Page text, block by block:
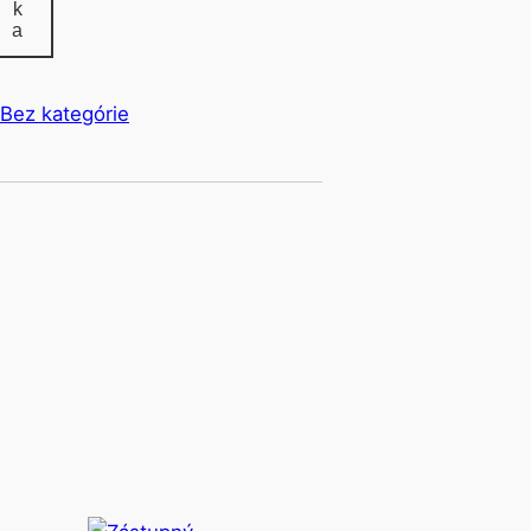
k
a
Bez kategórie